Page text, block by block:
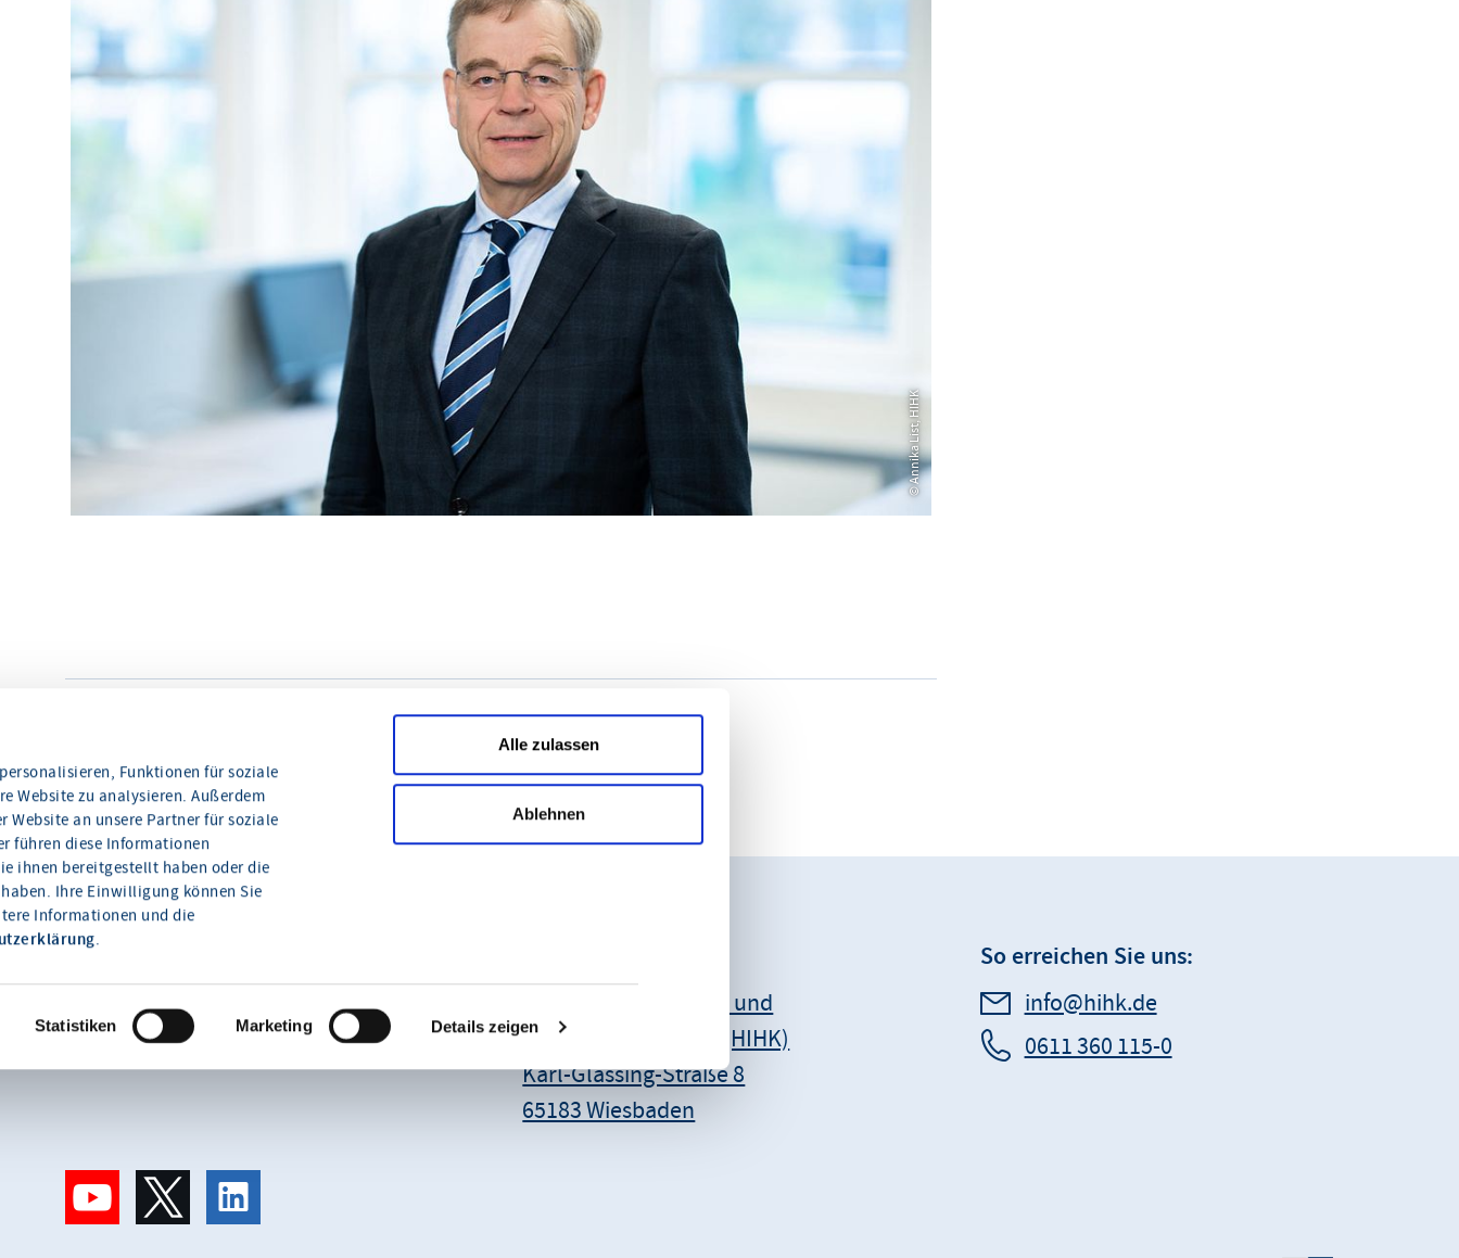
Funktionen für soziale
Website zu analysieren. Außerdem
an unsere Partner für soziale
führen diese Informationen
ihnen bereitgestellt haben oder die
Ihre Einwilligung können Sie
Informationen und die
.
Statistiken Marketing Details zeigen
Alle zulassen
Ablehnen
© Annika List, HIHK
Wie können wir Ihnen
helfen?
Hessischer Industrie- und
Handelskammertag (HIHK)
Karl-Glässing-Straße 8
65183 Wiesbaden
So erreichen Sie uns:
info@hihk.de
0611 360 115-0